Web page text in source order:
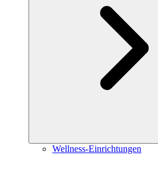
Wellness-Einrichtungen